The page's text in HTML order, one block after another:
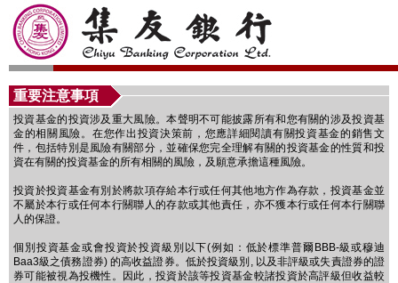
重要注意事項
投資基金的投資涉及重大風險。本聲明不可能披露所有和您有關的涉及投資基
金的相關風險。在您作出投資決策前，您應詳細閱讀有關投資基金的銷售文
件，包括特別是風險有關部分，並確保您完全理解有關的投資基金的性質和投
資在有關的投資基金的所有相關的風險，及願意承擔這種風險。
投資於投資基金有別於將款項存給本行或任何其他地方作為存款，投資基金並
不屬於本行或任何本行關聯人的存款或其他責任，亦不獲本行或任何本行關聯
人的保證。
個別投資基金或會投資於投資級別以下(例如：低於標準普爾BBB-級或穆迪
Baa3級之債務證券) 的高收益證券。低於投資級別, 以及非評級或失責證券的證
券可能被視為投機性。因此，投資於該等投資基金較諸投資於高評級但收益較